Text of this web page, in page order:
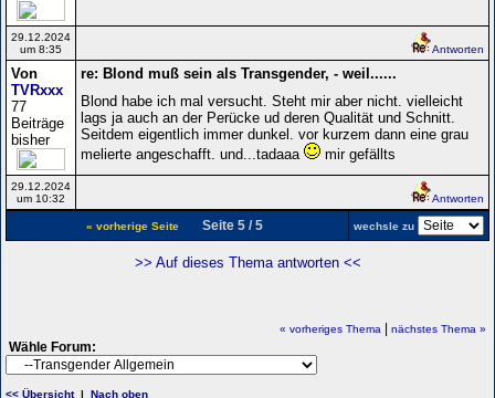
29.12.2024
um 8:35
Antworten
Von
TVRxxx
77
Beiträge
bisher
re: Blond muß sein als Transgender, - weil......
Blond habe ich mal versucht. Steht mir aber nicht. vielleicht
lags ja auch an der Perücke ud deren Qualität und Schnitt.
Seitdem eigentlich immer dunkel. vor kurzem dann eine grau
melierte angeschafft. und...tadaaa
mir gefällts
29.12.2024
um 10:32
Antworten
« vorherige SeiteSeite 5 / 5 wechsle zu
>> Auf dieses Thema antworten <<
« vorheriges Thema nächstes Thema »
Wähle Forum:
<< Übersicht| Nach oben